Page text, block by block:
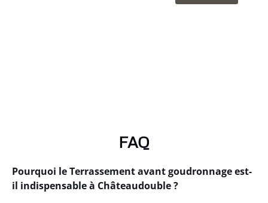
FAQ
Pourquoi le Terrassement avant goudronnage est-
il indispensable à Châteaudouble ?